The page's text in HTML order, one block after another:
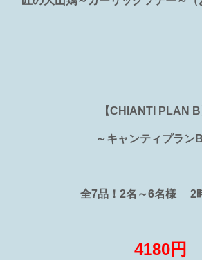
【CHIANTI PLAN B
～キャンティプラン B
全7品！ 2名～6名様 2
4180円